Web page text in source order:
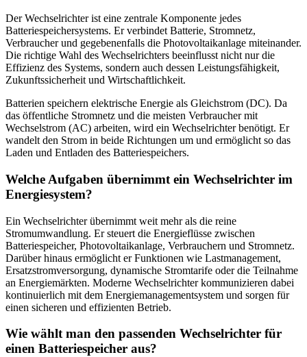
Der Wechselrichter ist eine zentrale Komponente jedes
Batteriespeichersystems. Er verbindet Batterie, Stromnetz,
Verbraucher und gegebenenfalls die Photovoltaikanlage miteinander.
Die richtige Wahl des Wechselrichters beeinflusst nicht nur die
Effizienz des Systems, sondern auch dessen Leistungsfähigkeit,
Zukunftssicherheit und Wirtschaftlichkeit.
Batterien speichern elektrische Energie als Gleichstrom (DC). Da
das öffentliche Stromnetz und die meisten Verbraucher mit
Wechselstrom (AC) arbeiten, wird ein Wechselrichter benötigt. Er
wandelt den Strom in beide Richtungen um und ermöglicht so das
Laden und Entladen des Batteriespeichers.
Welche Aufgaben übernimmt ein Wechselrichter im
Energiesystem?
Ein Wechselrichter übernimmt weit mehr als die reine
Stromumwandlung. Er steuert die Energieflüsse zwischen
Batteriespeicher, Photovoltaikanlage, Verbrauchern und Stromnetz.
Darüber hinaus ermöglicht er Funktionen wie Lastmanagement,
Ersatzstromversorgung, dynamische Stromtarife oder die Teilnahme
an Energiemärkten. Moderne Wechselrichter kommunizieren dabei
kontinuierlich mit dem Energiemanagementsystem und sorgen für
einen sicheren und effizienten Betrieb.
Wie wählt man den passenden Wechselrichter für
einen Batteriespeicher aus?